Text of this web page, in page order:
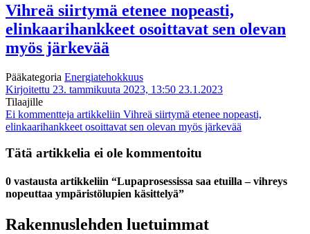
Vihreä siirtymä etenee nopeasti,
elinkaarihankkeet osoittavat sen olevan
myös järkevää
Pääkategoria Energiatehokkuus
Kirjoitettu 23. tammikuuta 2023, 13:50 23.1.2023
Tilaajille
Ei kommentteja artikkeliin Vihreä siirtymä etenee nopeasti,
elinkaarihankkeet osoittavat sen olevan myös järkevää
Tätä artikkelia ei ole kommentoitu
0 vastausta artikkeliin “Lupaprosessissa saa etuilla – vihreys
nopeuttaa ympäristölupien käsittelyä”
Rakennuslehden luetuimmat